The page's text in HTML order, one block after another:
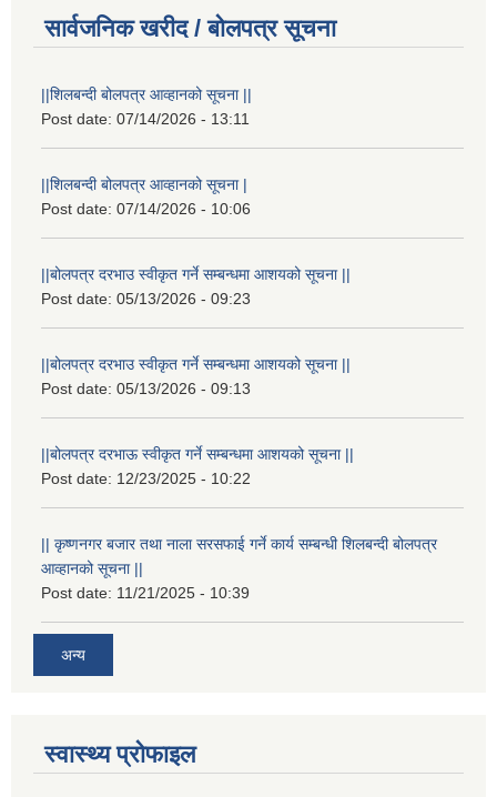
सार्वजनिक खरीद / बोलपत्र सूचना
||शिलबन्दी बोलपत्र आव्हानको सूचना ||
Post date: 07/14/2026 - 13:11
||शिलबन्दी बोलपत्र आव्हानको सूचना |
Post date: 07/14/2026 - 10:06
||बोलपत्र दरभाउ स्वीकृत गर्ने सम्बन्धमा आशयको सूचना ||
Post date: 05/13/2026 - 09:23
||बोलपत्र दरभाउ स्वीकृत गर्ने सम्बन्धमा आशयको सूचना ||
Post date: 05/13/2026 - 09:13
||बोलपत्र दरभाऊ स्वीकृत गर्ने सम्बन्धमा आशयको सूचना ||
Post date: 12/23/2025 - 10:22
|| कृष्णनगर बजार तथा नाला सरसफाई गर्ने कार्य सम्बन्धी शिलबन्दी बोलपत्र
आव्हानको सूचना ||
Post date: 11/21/2025 - 10:39
अन्य
स्वास्थ्य प्रोफाइल